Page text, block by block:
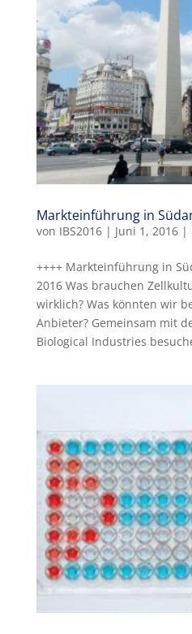
Markteinführung in
von IBS2016| Juni 1, 2016|
++++ Markteinführung in
2016 Was brauchen
wirklich? Was könnten wir
Anbieter? Gemeinsam mit
Biological Industries